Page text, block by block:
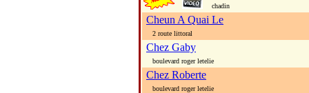
chadin
Cheun A Quai Le
2 route littoral
Chez Gaby
boulevard roger letelie
Chez Roberte
boulevard roger letelie